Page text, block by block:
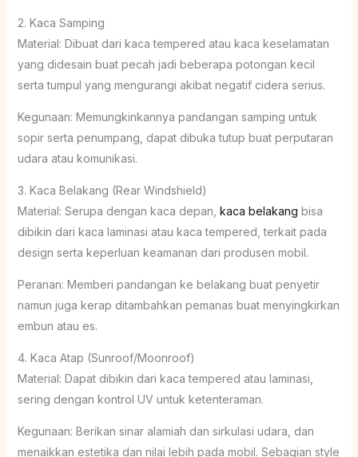
2. Kaca Samping
Material: Dibuat dari kaca tempered atau kaca keselamatan
yang didesain buat pecah jadi beberapa potongan kecil
serta tumpul yang mengurangi akibat negatif cidera serius.
Kegunaan: Memungkinkannya pandangan samping untuk
sopir serta penumpang, dapat dibuka tutup buat perputaran
udara atau komunikasi.
3. Kaca Belakang (Rear Windshield)
Material: Serupa dengan kaca depan, kaca belakang bisa
dibikin dari kaca laminasi atau kaca tempered, terkait pada
design serta keperluan keamanan dari produsen mobil.
Peranan: Memberi pandangan ke belakang buat penyetir
namun juga kerap ditambahkan pemanas buat menyingkirkan
embun atau es.
4. Kaca Atap (Sunroof/Moonroof)
Material: Dapat dibikin dari kaca tempered atau laminasi,
sering dengan kontrol UV untuk ketenteraman.
Kegunaan: Berikan sinar alamiah dan sirkulasi udara, dan
menaikkan estetika dan nilai lebih pada mobil. Sebagian style